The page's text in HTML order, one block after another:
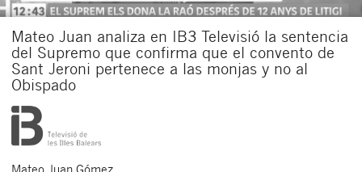
Mateo Juan analiza en IB3 Televisió la sentencia
del Supremo que confirma que el convento de
Sant Jeroni pertenece a las monjas y no al
Obispado